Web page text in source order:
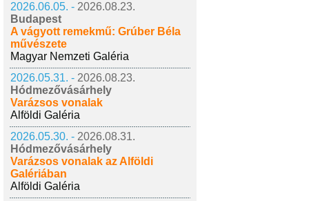
2026.06.05. - 2026.08.23.
Budapest
A vágyott remekmű: Grúber Béla
művészete
Magyar Nemzeti Galéria
2026.05.31. - 2026.08.23.
Hódmezővásárhely
Varázsos vonalak
Alföldi Galéria
2026.05.30. - 2026.08.31.
Hódmezővásárhely
Varázsos vonalak az Alföldi
Galériában
Alföldi Galéria